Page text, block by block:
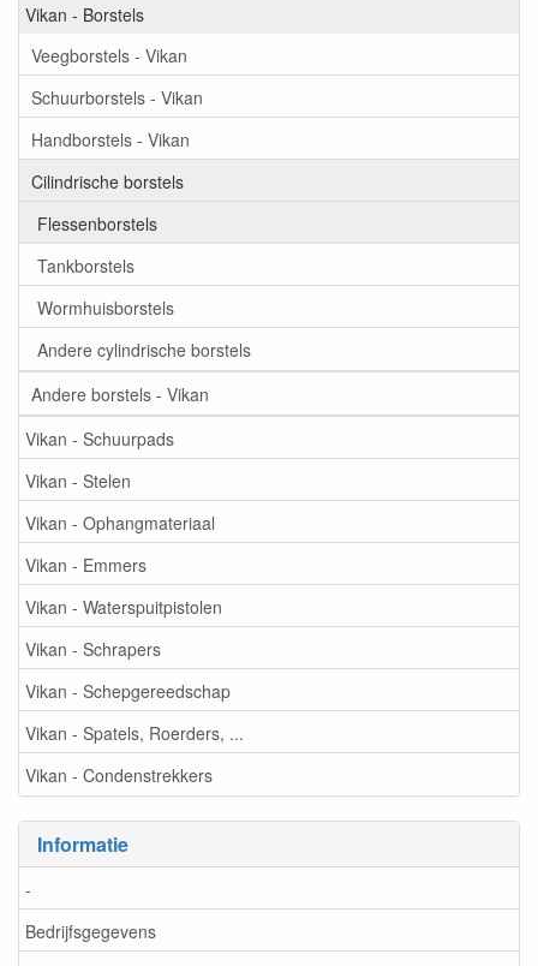
Vikan - Borstels
Veegborstels - Vikan
Schuurborstels - Vikan
Handborstels - Vikan
Cilindrische borstels
Flessenborstels
Tankborstels
Wormhuisborstels
Andere cylindrische borstels
Andere borstels - Vikan
Vikan - Schuurpads
Vikan - Stelen
Vikan - Ophangmateriaal
Vikan - Emmers
Vikan - Waterspuitpistolen
Vikan - Schrapers
Vikan - Schepgereedschap
Vikan - Spatels, Roerders, ...
Vikan - Condenstrekkers
Informatie
-
Bedrijfsgegevens